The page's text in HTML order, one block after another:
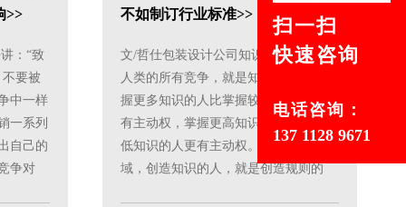
>>
：“致
要被
中一样
一系列
自己的
争对
不如制订行业标准>>
文/哲仕包装设计公司知识就是规则。
人类的所有竞争，就是知识的竞争。掌
握更多知识的人比掌握较少知识的人更
有主动权，掌握更高知识的人比掌握较
低知识的人更有主动权。不管在什么领
域，创造知识的人，就是创造规则的
扫一扫
快速咨询
电话咨询：
137 1128 9671